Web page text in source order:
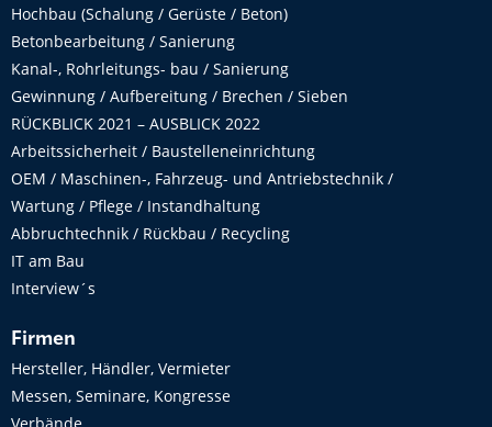
Hochbau (Schalung / Gerüste / Beton)
Betonbearbeitung / Sanierung
Kanal-, Rohrleitungs- bau / Sanierung
Gewinnung / Aufbereitung / Brechen / Sieben
RÜCKBLICK 2021 – AUSBLICK 2022
Arbeitssicherheit / Baustelleneinrichtung
OEM / Maschinen-, Fahrzeug- und Antriebstechnik /
Wartung / Pflege / Instandhaltung
Abbruchtechnik / Rückbau / Recycling
IT am Bau
Interview´s
Firmen
Hersteller, Händler, Vermieter
Messen, Seminare, Kongresse